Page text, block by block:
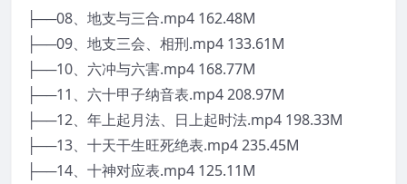
├──08、地支与三合.mp4 162.48M
├──09、地支三会、相刑.mp4 133.61M
├──10、六冲与六害.mp4 168.77M
├──11、六十甲子纳音表.mp4 208.97M
├──12、年上起月法、日上起时法.mp4 198.33M
├──13、十天干生旺死绝表.mp4 235.45M
├──14、十神对应表.mp4 125.11M